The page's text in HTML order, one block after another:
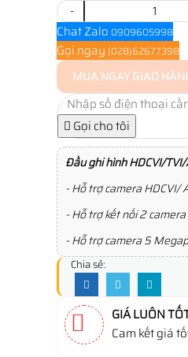
-
Chat Zalo 0909605998
Gọi ngay (028)62677398
MUA NGAYGIAO
Gọi cho tôi
Đầu ghi hình HDCVI/
- Hỗ trợ camera HDCVI/
- Hỗ trợ kết nối 2
- Hỗ trợ camera 5
Chia sẻ:
GIÁ LUÔN
Cam kết giá